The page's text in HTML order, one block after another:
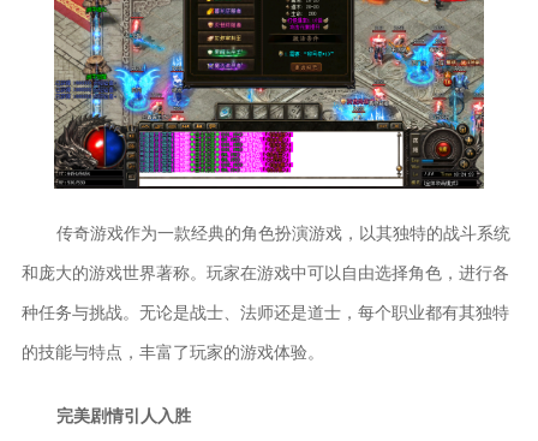
传奇游戏作为一款经典的角色扮演游戏，以其独特的战斗系统
和庞大的游戏世界著称。玩家在游戏中可以自由选择角色，进行各
种任务与挑战。无论是战士、法师还是道士，每个职业都有其独特
的技能与特点，丰富了玩家的游戏体验。
完美剧情引人入胜